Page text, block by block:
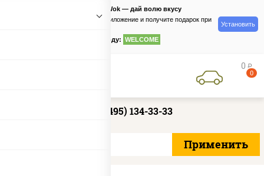
PizzaSushiWok — дай волю вкусу
Скачайте приложение и получите подарок при
по промокоду: WELCOME
Установить
0 руб
0
+7 (495) 134-33-33